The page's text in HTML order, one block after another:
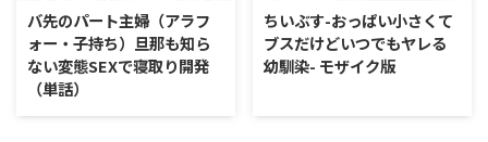
バ先のパート主婦（アラフ
ォー・子持ち）旦那も知ら
ない変態SEXで寝取り開発
（単話）
ちいぶす-おっぱい小さくて
ブスだけどいつでもヤレる
幼馴染- モザイク版